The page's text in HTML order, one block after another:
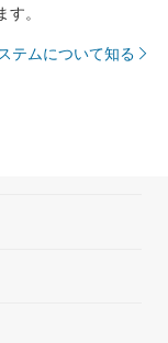
。
テムについて知る